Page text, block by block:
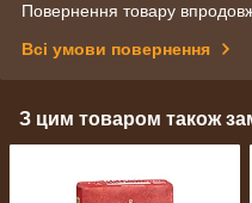
Повернення товару
Всі умови повернення
З цим товаром також